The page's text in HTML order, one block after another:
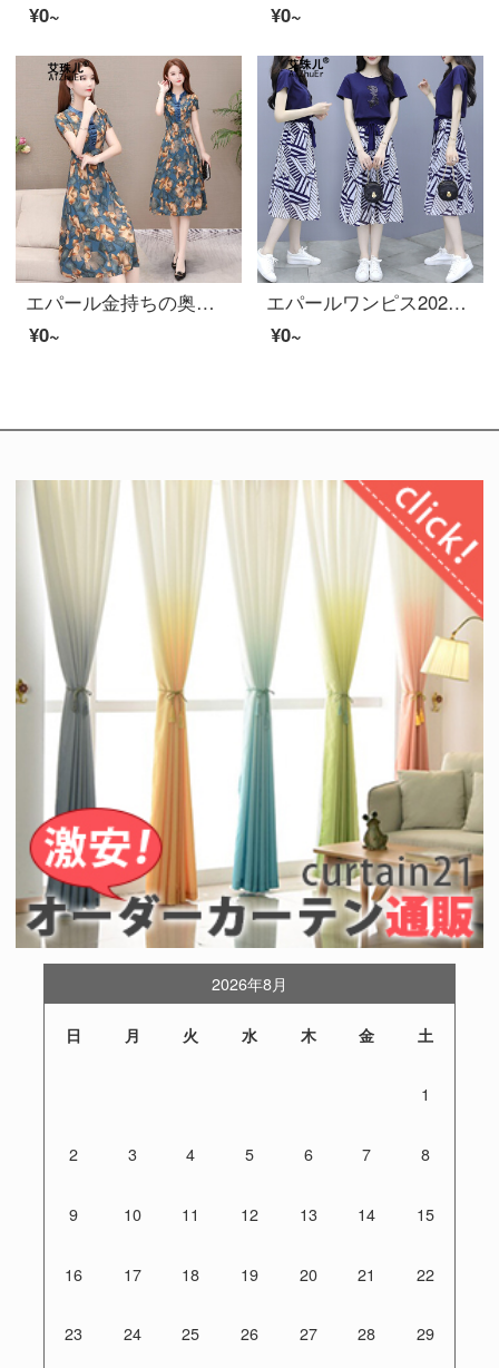
¥0~
¥0~
エパール金持ちの奥さんのチャイナドレスのワンピス2020新商品は夏韓国版の中で長いサイズが痩せています。
¥0~
エパールワンピス2020夏服新商品女装夏半袖Tシャツ二点セットセクトスカートファッションカジュアルプリント半身スカート女性夏画像色M
¥0~
2026年8月
日 月 火 水 木 金 土
1
2 3 4 5 6 7 8
9 10 11 12 13 14 15
16 17 18 19 20 21 22
23 24 25 26 27 28 29